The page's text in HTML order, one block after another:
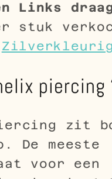
Links
stuk
Zilverkleurig
piercing
zit
De meeste
voor een